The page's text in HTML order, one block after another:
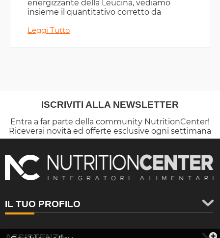
energizzante della Leucina, vediamo
insieme il quantitativo corretto da
Leggi Tutto
ISCRIVITI ALLA NEWSLETTER
Entra a far parte della community NutritionCenter!
Riceverai novità ed offerte esclusive ogni settimana
IL TUO PROFILO